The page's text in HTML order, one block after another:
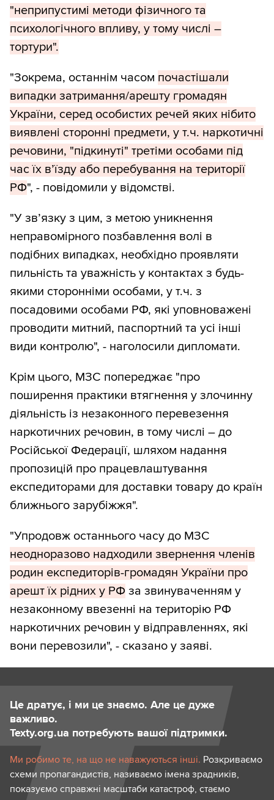
"неприпустимі методи фізичного та
психологічного впливу, у тому числі –
тортури".
"Зокрема, останнім часом почастішали
випадки затримання/арешту громадян
України, серед особистих речей яких нібито
виявлені сторонні предмети, у т.ч. наркотичні
речовини, "підкинуті" третіми особами під
час їх в’їзду або перебування на території
РФ", - повідомили у відомстві.
"У зв’язку з цим, з метою уникнення
неправомірного позбавлення волі в
подібних випадках, необхідно проявляти
пильність та уважність у контактах з будь-
якими сторонніми особами, у т.ч. з
посадовими особами РФ, які уповноважені
проводити митний, паспортний та усі інші
види контролю", - наголосили дипломати.
Крім цього, МЗС попереджає "про
поширення практики втягнення у злочинну
діяльність із незаконного перевезення
наркотичних речовин, в тому числі – до
Російської Федерації, шляхом надання
пропозицій про працевлаштування
експедиторами для доставки товару до країн
ближнього зарубіжжя".
"Упродовж останнього часу до МЗС
неодноразово надходили звернення членів
родин експедиторів-громадян України про
арешт їх рідних у РФ за звинуваченням у
незаконному ввезенні на територію РФ
наркотичних речовин у відправленнях, які
вони перевозили", - сказано у заяві.
Це дратує, і ми це знаємо. Але це дуже
важливо.
Texty.org.ua потребують вашої підтримки.
Ми робимо те, на що не наважуються інші. Розкриваємо
схеми пропагандистів, називаємо імена зрадників,
показуємо справжні масштаби катастроф, стаємо